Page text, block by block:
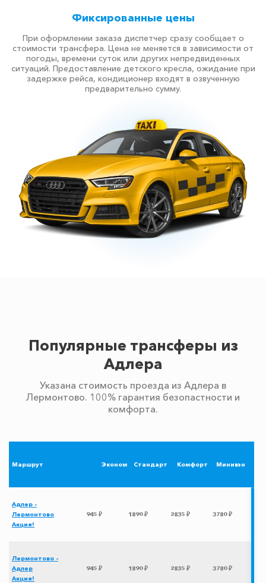
Фиксированные цены
При оформлении заказа диспетчер сразу сообщает о
стоимости трансфера. Цена не меняется в зависимости от
погоды, времени суток или других непредвиденных
ситуаций. Предоставление детского кресла, ожидание при
задержке рейса, кондиционер входят в озвученную
предварительно сумму.
Популярные трансферы из
Адлера
Указана стоимость проезда из Адлера в
Лермонтово. 100% гарантия безопастности и
комфорта.
Маршрут Эконом Стандарт Комфорт Минивэн
Адлер -
Лермонтово
Акция!
945 ₽ 1890 ₽ 2835 ₽ 3780 ₽
Лермонтово -
Адлер
Акция!
945 ₽ 1890 ₽ 2835 ₽ 3780 ₽